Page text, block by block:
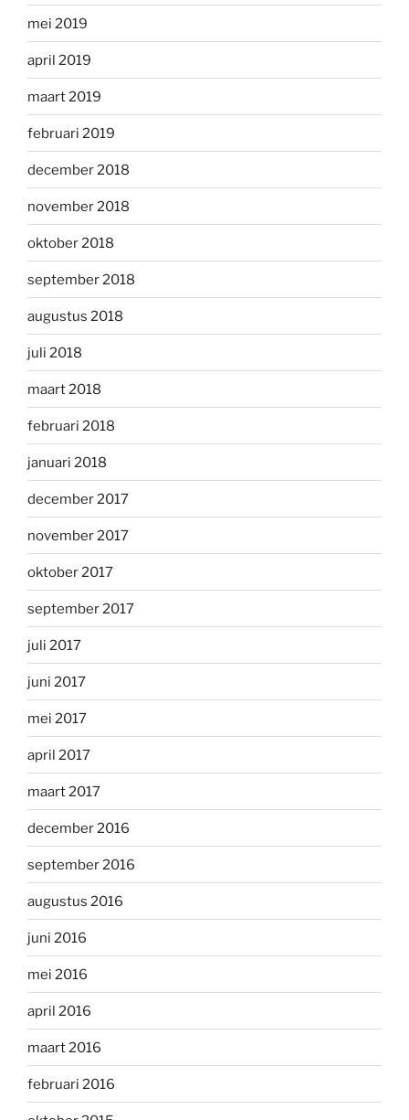
mei 2019
april 2019
maart 2019
februari 2019
december 2018
november 2018
oktober 2018
september 2018
augustus 2018
juli 2018
maart 2018
februari 2018
januari 2018
december 2017
november 2017
oktober 2017
september 2017
juli 2017
juni 2017
mei 2017
april 2017
maart 2017
december 2016
september 2016
augustus 2016
juni 2016
mei 2016
april 2016
maart 2016
februari 2016